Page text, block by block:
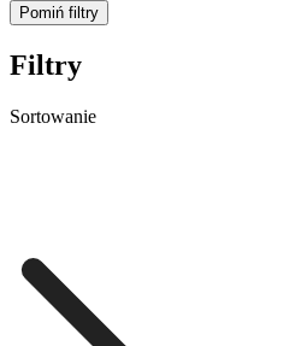
Pomiń filtry
Filtry
Sortowanie